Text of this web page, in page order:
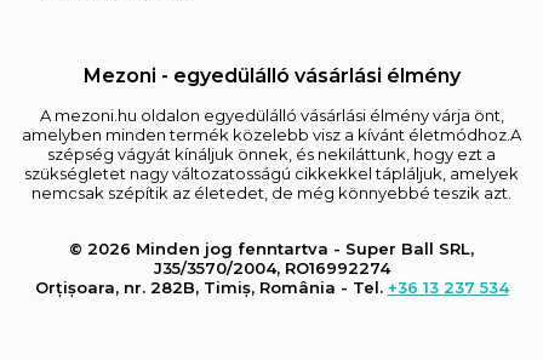
Mezoni - egyedülálló vásárlási élmény
A mezoni.hu oldalon egyedülálló vásárlási élmény várja önt,
amelyben minden termék közelebb visz a kívánt életmódhoz.A
szépség vágyát kínáljuk önnek, és nekiláttunk, hogy ezt a
szükségletet nagy változatosságú cikkekkel tápláljuk, amelyek
nemcsak szépítik az életedet, de még könnyebbé teszik azt.
© 2026 Minden jog fenntartva - Super Ball SRL,
J35/3570/2004, RO16992274
Orțișoara, nr. 282B, Timiș, România - Tel. +36 13 237 534